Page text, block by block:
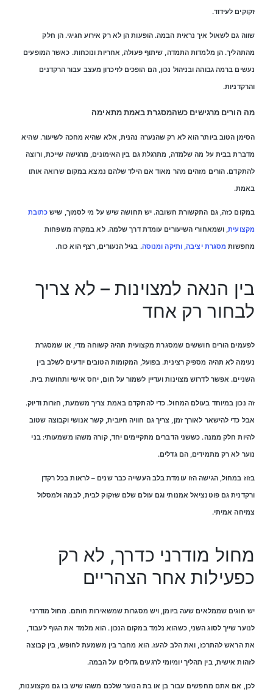
זקוקים לעידוד.
שווה גם לשאול איך נראית הבמה. הופעות הן לא רק אירוע חגיגי. הן חלק
מהתהליך. הן מלמדות התמדה, שיתוף פעולה, אחריות ונוכחות. כאשר המופעים
נעשים ברמה גבוהה ובניהול נכון, הם הופכים לזיכרון מעצב עבור הרקדנים
והרקדניות.
מה הורים מרגישים כשהמסגרת באמת מתאימה
הסימן הטוב ביותר הוא לא רק שהנערה נהנית, אלא שהיא מחכה לשיעור. שהיא
מדברת בבית על מה שלמדה, מתרגלת גם בין האימונים, מרגישה שייכת, ורוצה
להתקדם. הורים מזהים מהר מאוד אם הילד שלהם נמצא במקום שרואה אותו
באמת.
במקום כזה, גם התקשורת חשובה. יש תחושה שיש על מי לסמוך, שיש כתובת
מקצועית, ושמאחורי השיעורים עומדת דרך שלמה. לא במקרה משפחות
מחפשות מסגרת יציבה, ותיקה ומנוסה. בגיל הנעורים, רצף הוא כוח.
בין הנאה למצוינות – לא צריך
לבחור רק אחד
לפעמים הורים חוששים שמסגרת מקצועית תהיה קשוחה מדי, או שמסגרת
נעימה לא תהיה מספיק רצינית. בפועל, המקומות הטובים יודעים לשלב בין
השניים. אפשר לדרוש מצוינות ועדיין לשמור על חום, יחס אישי ותחושת בית.
זה נכון במיוחד בעולם המחול. כדי להתקדם באמת צריך משמעת, חזרות ודיוק.
אבל כדי להישאר לאורך זמן, צריך גם חוויה חיובית, קשר אנושי וקבוצה שטוב
להיות חלק ממנה. כששני הדברים מתקיימים יחד, קורה משהו משמעותי: בני
נוער לא רק מתמידים, הם גדלים.
בזוז במחול, הגישה הזו עומדת בלב העשייה כבר שנים – לראות בכל רקדן
ורקדנית גם פוטנציאל אמנותי וגם עולם שלם שזקוק לבית, לבמה ולמסלול
צמיחה אמיתי.
מחול מודרני כדרך, לא רק
כפעילות אחר הצהריים
יש חוגים שממלאים שעה ביומן, ויש מסגרות שמשאירות חותם. מחול מודרני
לנוער שייך לסוג השני, כשהוא נלמד במקום הנכון. הוא מלמד את הגוף לעבוד,
את הראש להתרכז, ואת הלב להעז. הוא מחבר בין משמעת לחופש, בין קבוצה
לזהות אישית, בין תהליך יומיומי לרגעים גדולים על הבמה.
לכן, אם אתם מחפשים עבור בן או בת הנוער שלכם משהו שיש בו גם מקצוענות,